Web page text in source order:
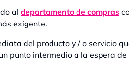
al departamento de compras
exigente.
del producto y / o servicio
punto intermedio a la espera de